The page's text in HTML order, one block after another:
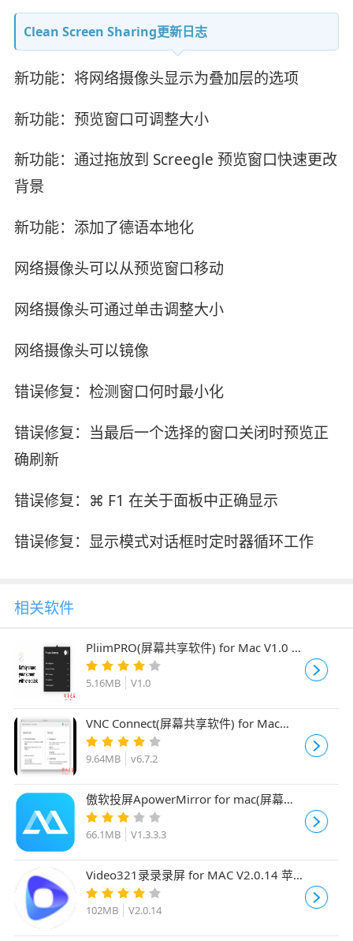
Clean Screen Sharing更新日志
新功能：将网络摄像头显示为叠加层的选项
新功能：预览窗口可调整大小
新功能：通过拖放到 Screegle 预览窗口快速更改
背景
新功能：添加了德语本地化
网络摄像头可以从预览窗口移动
网络摄像头可通过单击调整大小
网络摄像头可以镜像
错误修复：检测窗口何时最小化
错误修复：当最后一个选择的窗口关闭时预览正
确刷新
错误修复：⌘ F1 在关于面板中正确显示
错误修复：显示模式对话框时定时器循环工作
相关软件
PliimPRO(屏幕共享软件) for Mac V1.0 苹
果电脑版
5.16MB V1.0
VNC Connect(屏幕共享软件) for Mac
v6.7.2 苹果电脑版
9.64MB v6.7.2
傲软投屏ApowerMirror for mac(屏幕共
享软件) V1.3.3.3 苹果电脑版
66.1MB V1.3.3.3
Video321录录录屏 for MAC V2.0.14 苹
果电脑版
102MB V2.0.14